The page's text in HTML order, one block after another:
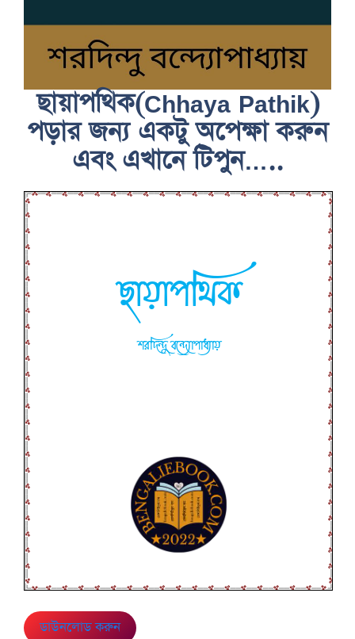
ছায়াপথিক(Chhaya Pathik)
পড়ার জন্য একটু অপেক্ষা করুন
এবং এখানে টিপুন…..
ডাউনলোড করুন